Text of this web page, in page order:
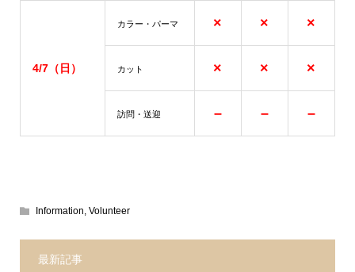
4/7（日）
カラー・パーマ × × ×
カット × × ×
訪問・送迎 – – –
Information, Volunteer
最新記事